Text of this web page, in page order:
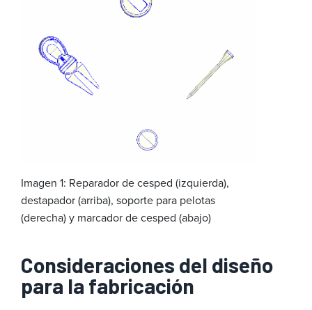
Imagen 1: Reparador de cesped (izquierda),
destapador (arriba), soporte para pelotas
(derecha) y marcador de cesped (abajo)
Consideraciones del diseño
para la fabricación